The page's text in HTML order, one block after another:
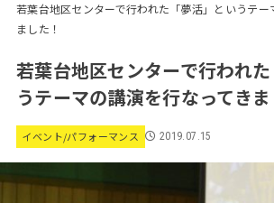
若葉台地区センターで行われた「夢活」というテー
ました！
若葉台地区センターで行われ
うテーマの講演を行なってきま
イベント/パフォーマンス 2019.07.15